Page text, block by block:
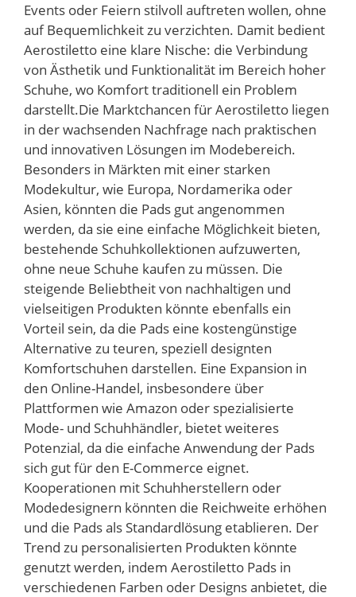
Events oder Feiern stilvoll auftreten wollen, ohne
auf Bequemlichkeit zu verzichten. Damit bedient
Aerostiletto eine klare Nische: die Verbindung
von Ästhetik und Funktionalität im Bereich hoher
Schuhe, wo Komfort traditionell ein Problem
darstellt.Die Marktchancen für Aerostiletto liegen
in der wachsenden Nachfrage nach praktischen
und innovativen Lösungen im Modebereich.
Besonders in Märkten mit einer starken
Modekultur, wie Europa, Nordamerika oder
Asien, könnten die Pads gut angenommen
werden, da sie eine einfache Möglichkeit bieten,
bestehende Schuhkollektionen aufzuwerten,
ohne neue Schuhe kaufen zu müssen. Die
steigende Beliebtheit von nachhaltigen und
vielseitigen Produkten könnte ebenfalls ein
Vorteil sein, da die Pads eine kostengünstige
Alternative zu teuren, speziell designten
Komfortschuhen darstellen. Eine Expansion in
den Online-Handel, insbesondere über
Plattformen wie Amazon oder spezialisierte
Mode- und Schuhhändler, bietet weiteres
Potenzial, da die einfache Anwendung der Pads
sich gut für den E-Commerce eignet.
Kooperationen mit Schuhherstellern oder
Modedesignern könnten die Reichweite erhöhen
und die Pads als Standardlösung etablieren. Der
Trend zu personalisierten Produkten könnte
genutzt werden, indem Aerostiletto Pads in
verschiedenen Farben oder Designs anbietet, die